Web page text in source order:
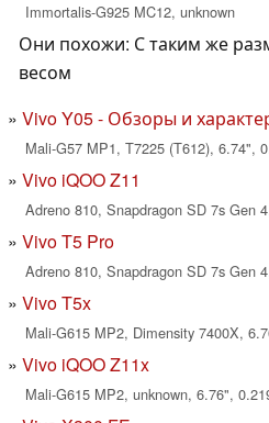
Immortalis-G925 MC12, unknown
Они похожи: С таким же
весом
Vivo Y05 - Обзоры и
Mali-G57 MP1, T7225 (T612), 6.74",
Vivo iQOO Z11
Adreno 810, Snapdragon SD 7s Gen
Vivo T5 Pro
Adreno 810, Snapdragon SD 7s Gen
Vivo T5x
Mali-G615 MP2, Dimensity 7400X,
Vivo iQOO Z11x
Mali-G615 MP2, unknown, 6.76",